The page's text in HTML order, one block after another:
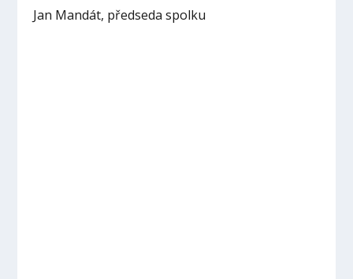
Jan Mandát, předseda spolku